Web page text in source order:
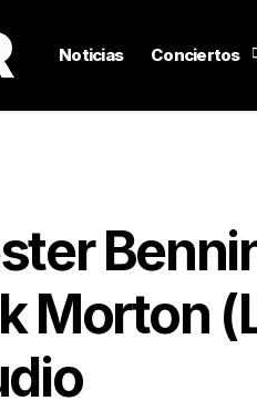
Noticias Conciertos
Morton